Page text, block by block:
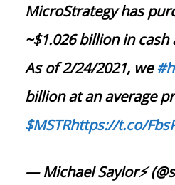
MicroStrategy has
~$1.026 billion in
As of 2/24/2021, we
billion at an average
$MSTRhttps://t.co/
— Michael Saylor⚡️